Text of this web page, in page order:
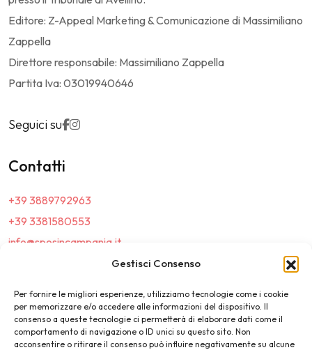
Gestisci Consenso
Per fornire le migliori esperienze, utilizziamo tecnologie come i cookie
per memorizzare e/o accedere alle informazioni del dispositivo. Il
consenso a queste tecnologie ci permetterà di elaborare dati come il
comportamento di navigazione o ID unici su questo sito. Non
acconsentire o ritirare il consenso può influire negativamente su alcune
Editore: Z-Appeal Marketing & Comunicazione di Massimiliano
Zappella
Direttore responsabile: Massimiliano Zappella
Partita Iva: 03019940646
Seguici su
Contatti
+39 3889792963
+39 3381580553
info@sposincampania.it
sposincampania@pec.it
Link
Top100